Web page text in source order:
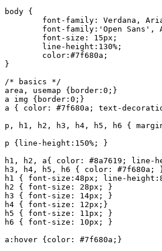
body {
}
/* basics */
area, usemap {border:0;}
a img {border:0;}
a { color: #7f680a; text-
p, h1, h2, h3, h4, h5, h6 {
p {line-height:150%; }
h1, h2, a{ color: #8a7619; line-
h3, h4, h5, h6 { color: #7f680a;
h1 { font-size:48px; line-
h2 { font-size: 28px; }
h3 { font-size: 14px; }
h4 { font-size: 12px;}
h5 { font-size: 11px; }
h6 { font-size: 10px; }
a:hover {color: #7f680a;}